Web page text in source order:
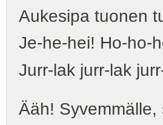
Aukesipa tuonen
Je-he-hei! Ho-ho-
Jurr-lak jurr-lak
Ääh!